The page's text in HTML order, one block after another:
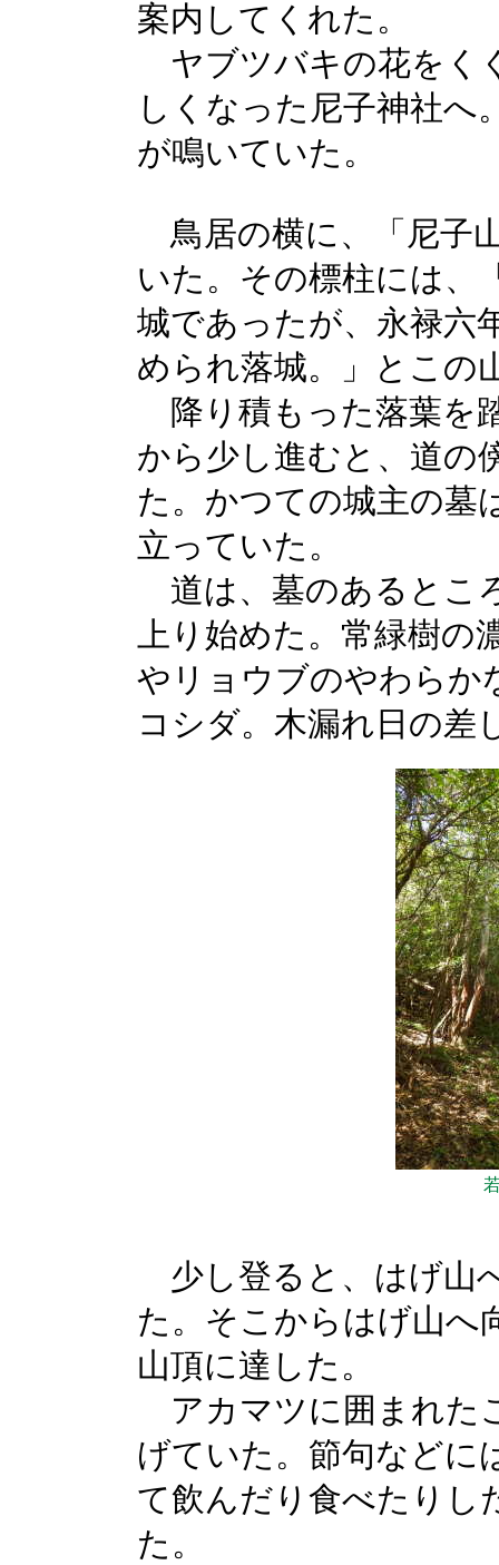
案内してくれた。
ヤブツバキの花をく
しくなった尼子神社へ
が鳴いていた。
鳥居の横に、「尼子
いた。その標柱には、
城であったが、永禄六
められ落城。」とこの
降り積もった落葉を
から少し進むと、道の
た。かつての城主の墓
立っていた。
道は、墓のあるとこ
上り始めた。常緑樹
やリョウブのやわらか
コシダ。木漏れ日の差
少し登ると、はげ山
た。そこからはげ山へ
山頂に達した。
アカマツに囲まれた
げていた。節句などに
て飲んだり食べたりし
た。